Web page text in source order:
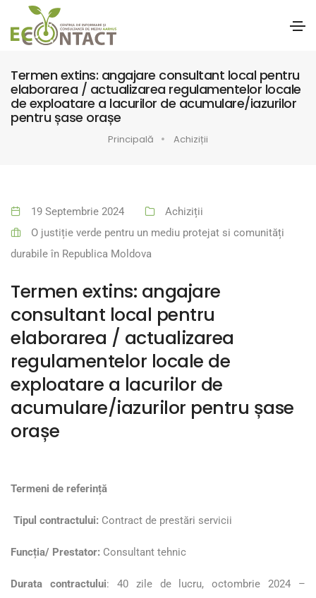
Termen extins: angajare consultant local pentru
elaborarea / actualizarea regulamentelor locale
de exploatare a lacurilor de acumulare/iazurilor
pentru șase orașe
Principală Achiziții
19 Septembrie 2024
Achiziții
O justiție verde pentru un mediu protejat si comunități
durabile în Republica Moldova
Termen extins: angajare
consultant local pentru
elaborarea / actualizarea
regulamentelor locale de
exploatare a lacurilor de
acumulare/iazurilor pentru șase
orașe
Termeni de referință
Tipul contractului: Contract de prestări servicii
Funcția/ Prestator: Consultant tehnic
Durata contractului: 40 zile de lucru, octombrie 2024 –